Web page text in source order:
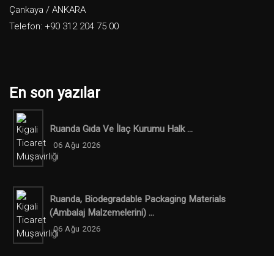
Çankaya / ANKARA
Telefon: +90 312 204 75 00
En son yazılar
Ruanda Gıda Ve İlaç Kurumu Halk ...
06 Ağu 2026
Ruanda, Biodegradable Packaging Materials
(ambalaj Malzemelerini) ...
06 Ağu 2026